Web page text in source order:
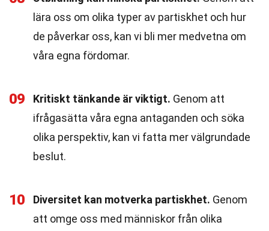
lära oss om olika typer av partiskhet och hur
de påverkar oss, kan vi bli mer medvetna om
våra egna fördomar.
09 Kritiskt tänkande är viktigt. Genom att
ifrågasätta våra egna antaganden och söka
olika perspektiv, kan vi fatta mer välgrundade
beslut.
10 Diversitet kan motverka partiskhet. Genom
att omge oss med människor från olika